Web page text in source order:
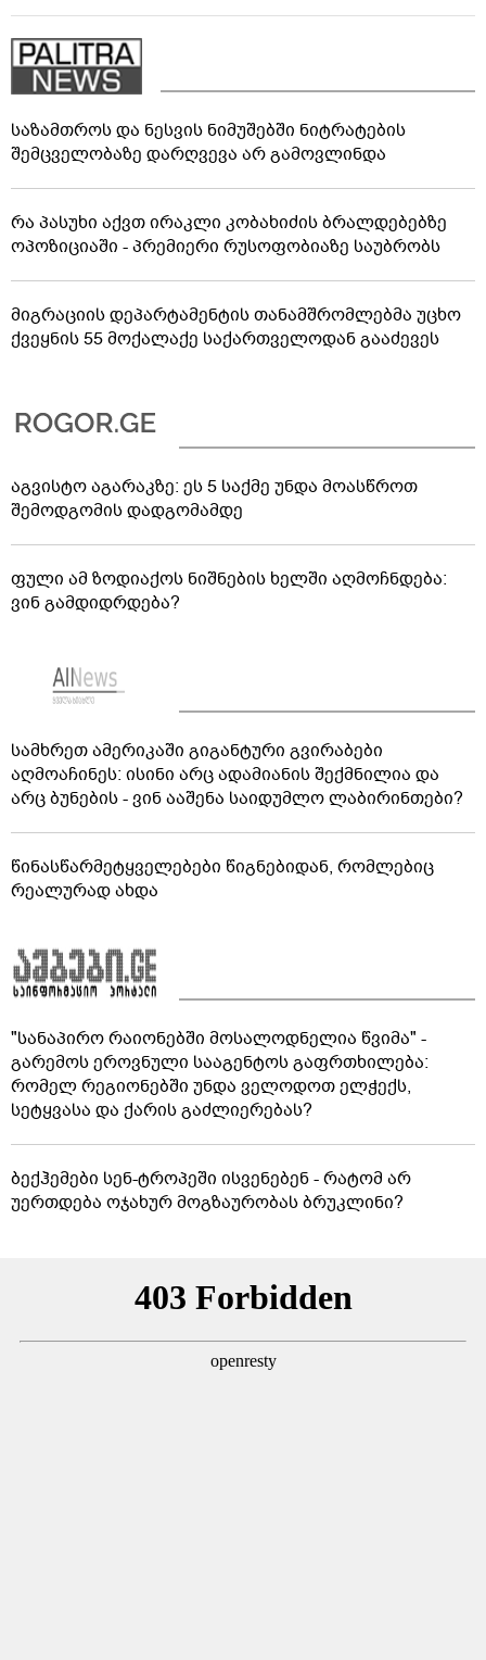
საზამთროს და ნესვის ნიმუშებში ნიტრატების
შემცველობაზე დარღვევა არ გამოვლინდა
რა პასუხი აქვთ ირაკლი კობახიძის ბრალდებებზე
ოპოზიციაში - პრემიერი რუსოფობიაზე საუბრობს
მიგრაციის დეპარტამენტის თანამშრომლებმა უცხო
ქვეყნის 55 მოქალაქე საქართველოდან გააძევეს
აგვისტო აგარაკზე: ეს 5 საქმე უნდა მოასწროთ
შემოდგომის დადგომამდე
ფული ამ ზოდიაქოს ნიშნების ხელში აღმოჩნდება:
ვინ გამდიდრდება?
სამხრეთ ამერიკაში გიგანტური გვირაბები
აღმოაჩინეს: ისინი არც ადამიანის შექმნილია და
არც ბუნების - ვინ ააშენა საიდუმლო ლაბირინთები?
წინასწარმეტყველებები წიგნებიდან, რომლებიც
რეალურად ახდა
"სანაპირო რაიონებში მოსალოდნელია წვიმა" -
გარემოს ეროვნული სააგენტოს გაფრთხილება:
რომელ რეგიონებში უნდა ველოდოთ ელჭექს,
სეტყვასა და ქარის გაძლიერებას?
ბექჰემები სენ-ტროპეში ისვენებენ - რატომ არ
უერთდება ოჯახურ მოგზაურობას ბრუკლინი?